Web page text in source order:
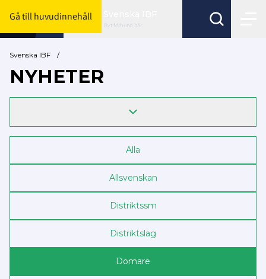
Gå till huvudinnehåll
Byt förbund här
Svenska IBF /
NYHETER
Alla
Allsvenskan
Distrikts­sm
Distriktslag
Domare